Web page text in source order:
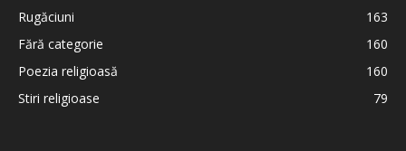
Rugăciuni
163
Fără categorie
160
Poezia religioasă
160
Stiri religioase
79